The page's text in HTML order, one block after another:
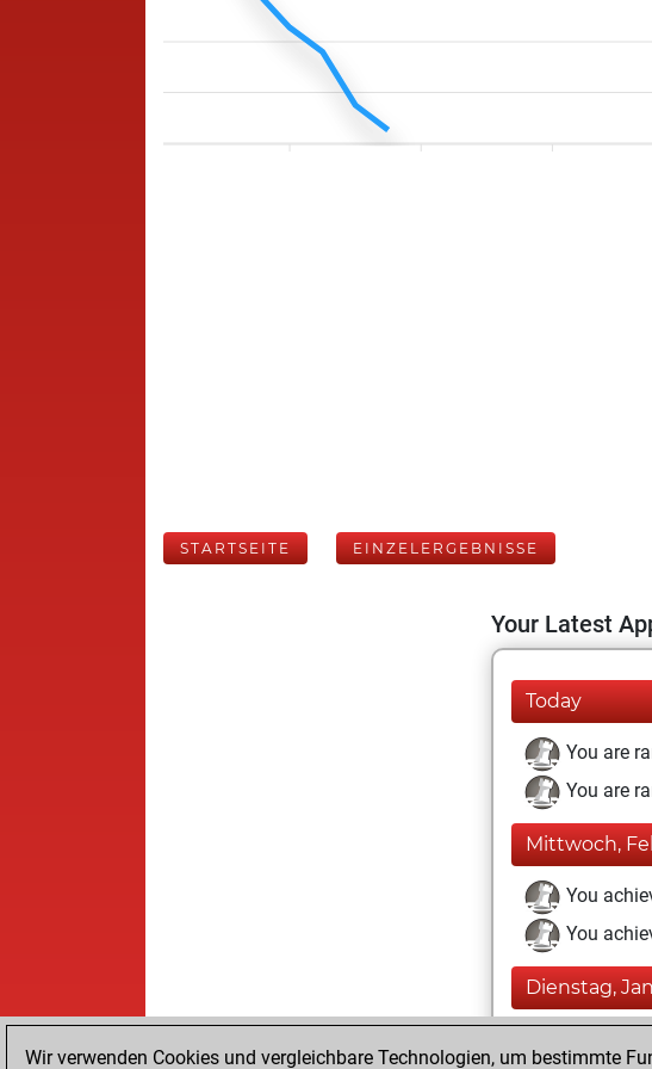
STARTSEITE EINZELERGEBNISSE
Your Latest
Today
You are
You are
Mittwoch,
You
You
Dienstag,
Wir verwenden Cookies und vergleichbare Technologien, um bestimmte